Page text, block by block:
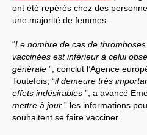
ont été repérés chez des
une majorité de femmes.
“Le nombre de cas de
vaccinées est inférieur à celui
générale ”, conclut l’Agence
Toutefois, “il demeure très
effets indésirables ”, a avancé
mettre à jour ” les informations
souhaitent se faire vacciner.